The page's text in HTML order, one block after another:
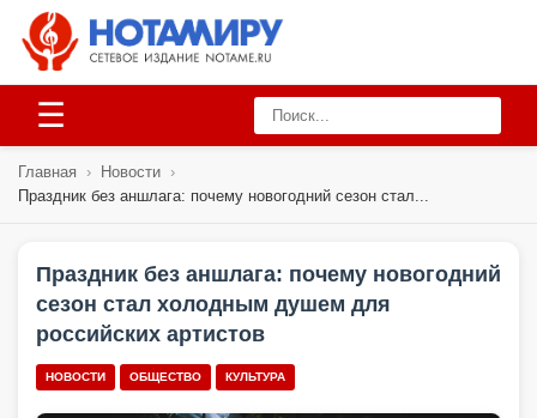
☰
Главная › Новости ›
Праздник без аншлага: почему новогодний сезон стал...
Праздник без аншлага: почему новогодний
сезон стал холодным душем для
российских артистов
НОВОСТИ ОБЩЕСТВО КУЛЬТУРА